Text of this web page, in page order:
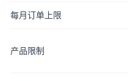
每月订单上限
产品限制